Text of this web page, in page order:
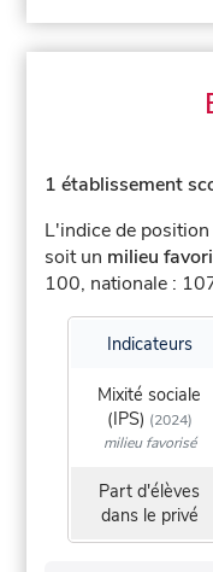
1 établissement
L'indice de
soit un milieu
100, nationale :
Indicateurs
Mixité sociale
(IPS) (2024)
milieu favorisé
Part d'élèves
dans le privé